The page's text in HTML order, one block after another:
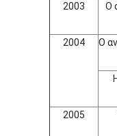
2003
Ο
2004
Ο
2005